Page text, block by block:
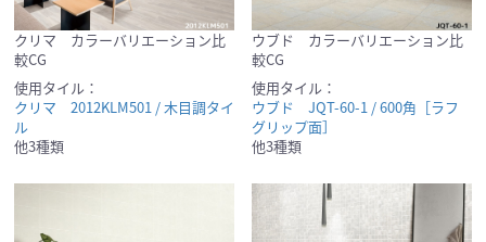
クリマ カラーバリエーション比
較CG
使用タイル：
クリマ 2012KLM501 / 木目調タイ
ル
他3種類
ウブド カラーバリエーション比
較CG
使用タイル：
ウブド JQT-60-1 / 600角［ラフ
グリップ面］
他3種類